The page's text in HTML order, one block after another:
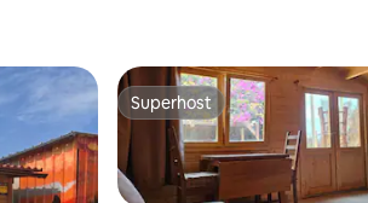
Superhost
Superhost